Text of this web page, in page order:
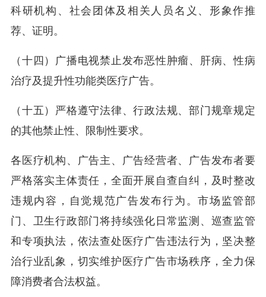
科研机构、社会团体及相关人员名义、形象作推
荐、证明。
（十四）广播电视禁止发布恶性肿瘤、肝病、性病
治疗及提升性功能类医疗广告。
（十五）严格遵守法律、行政法规、部门规章规定
的其他禁止性、限制性要求。
各医疗机构、广告主、广告经营者、广告发布者要
严格落实主体责任，全面开展自查自纠，及时整改
违规内容，自觉规范广告发布行为。市场监管部
门、卫生行政部门将持续强化日常监测、巡查监管
和专项执法，依法查处医疗广告违法行为，坚决整
治行业乱象，切实维护医疗广告市场秩序，全力保
障消费者合法权益。